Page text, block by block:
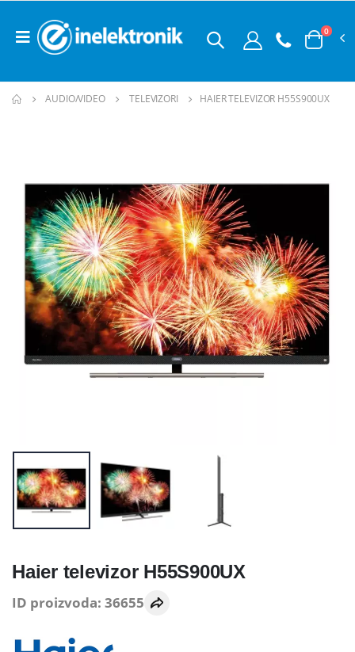
0
AUDIO/VIDEO TELEVIZORI HAIER TELEVIZOR H55S900UX
Haier televizor H55S900UX
ID proizvoda: 36655